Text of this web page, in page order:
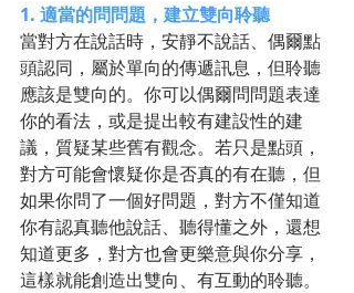
1. 適當的問問題，建立雙向聆聽
當對方在說話時，安靜不說話、偶爾點
頭認同，屬於單向的傳遞訊息，但聆聽
應該是雙向的。你可以偶爾問問題表達
你的看法，或是提出較有建設性的建
議，質疑某些舊有觀念。若只是點頭，
對方可能會懷疑你是否真的有在聽，但
如果你問了一個好問題，對方不僅知道
你有認真聽他說話、聽得懂之外，還想
知道更多，對方也會更樂意與你分享，
這樣就能創造出雙向、有互動的聆聽。